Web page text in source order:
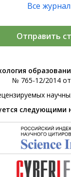
Все
Отправить
№ 765-12/2014